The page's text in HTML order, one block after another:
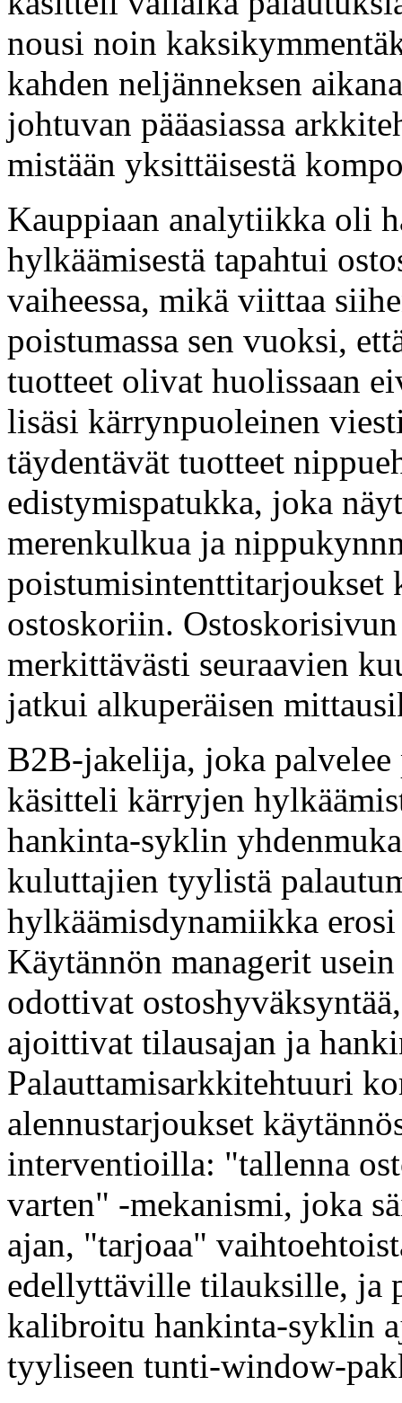
nousi noin
kahden neljänneksen
johtuvan pääasiassa
mistään yksittäisestä
Kauppiaan analytiikka oli
hylkäämisestä tapahtui
vaiheessa, mikä viittaa
poistumassa sen vuoksi,
tuotteet olivat huolissaan
lisäsi kärrynpuoleinen
täydentävät tuotteet
edistymispatukka, joka
merenkulkua ja
poistumisintenttitarjoukset
ostoskoriin.
merkittävästi seuraavien
jatkui alkuperäisen
B2B-jakelija, joka
käsitteli kärryjen
hankinta-syklin
kuluttajien tyylistä
hylkäämisdynamiikka
Käytännön managerit
odottivat
ajoittivat tilausajan ja
Palauttamisarkkitehtuuri
alennustarjoukset
interventioilla: "tallenna
varten" -mekanismi, joka
ajan, "tarjoaa"
edellyttäville tilauksille, ja
kalibroitu hankinta-syklin
tyyliseen tunti-window-